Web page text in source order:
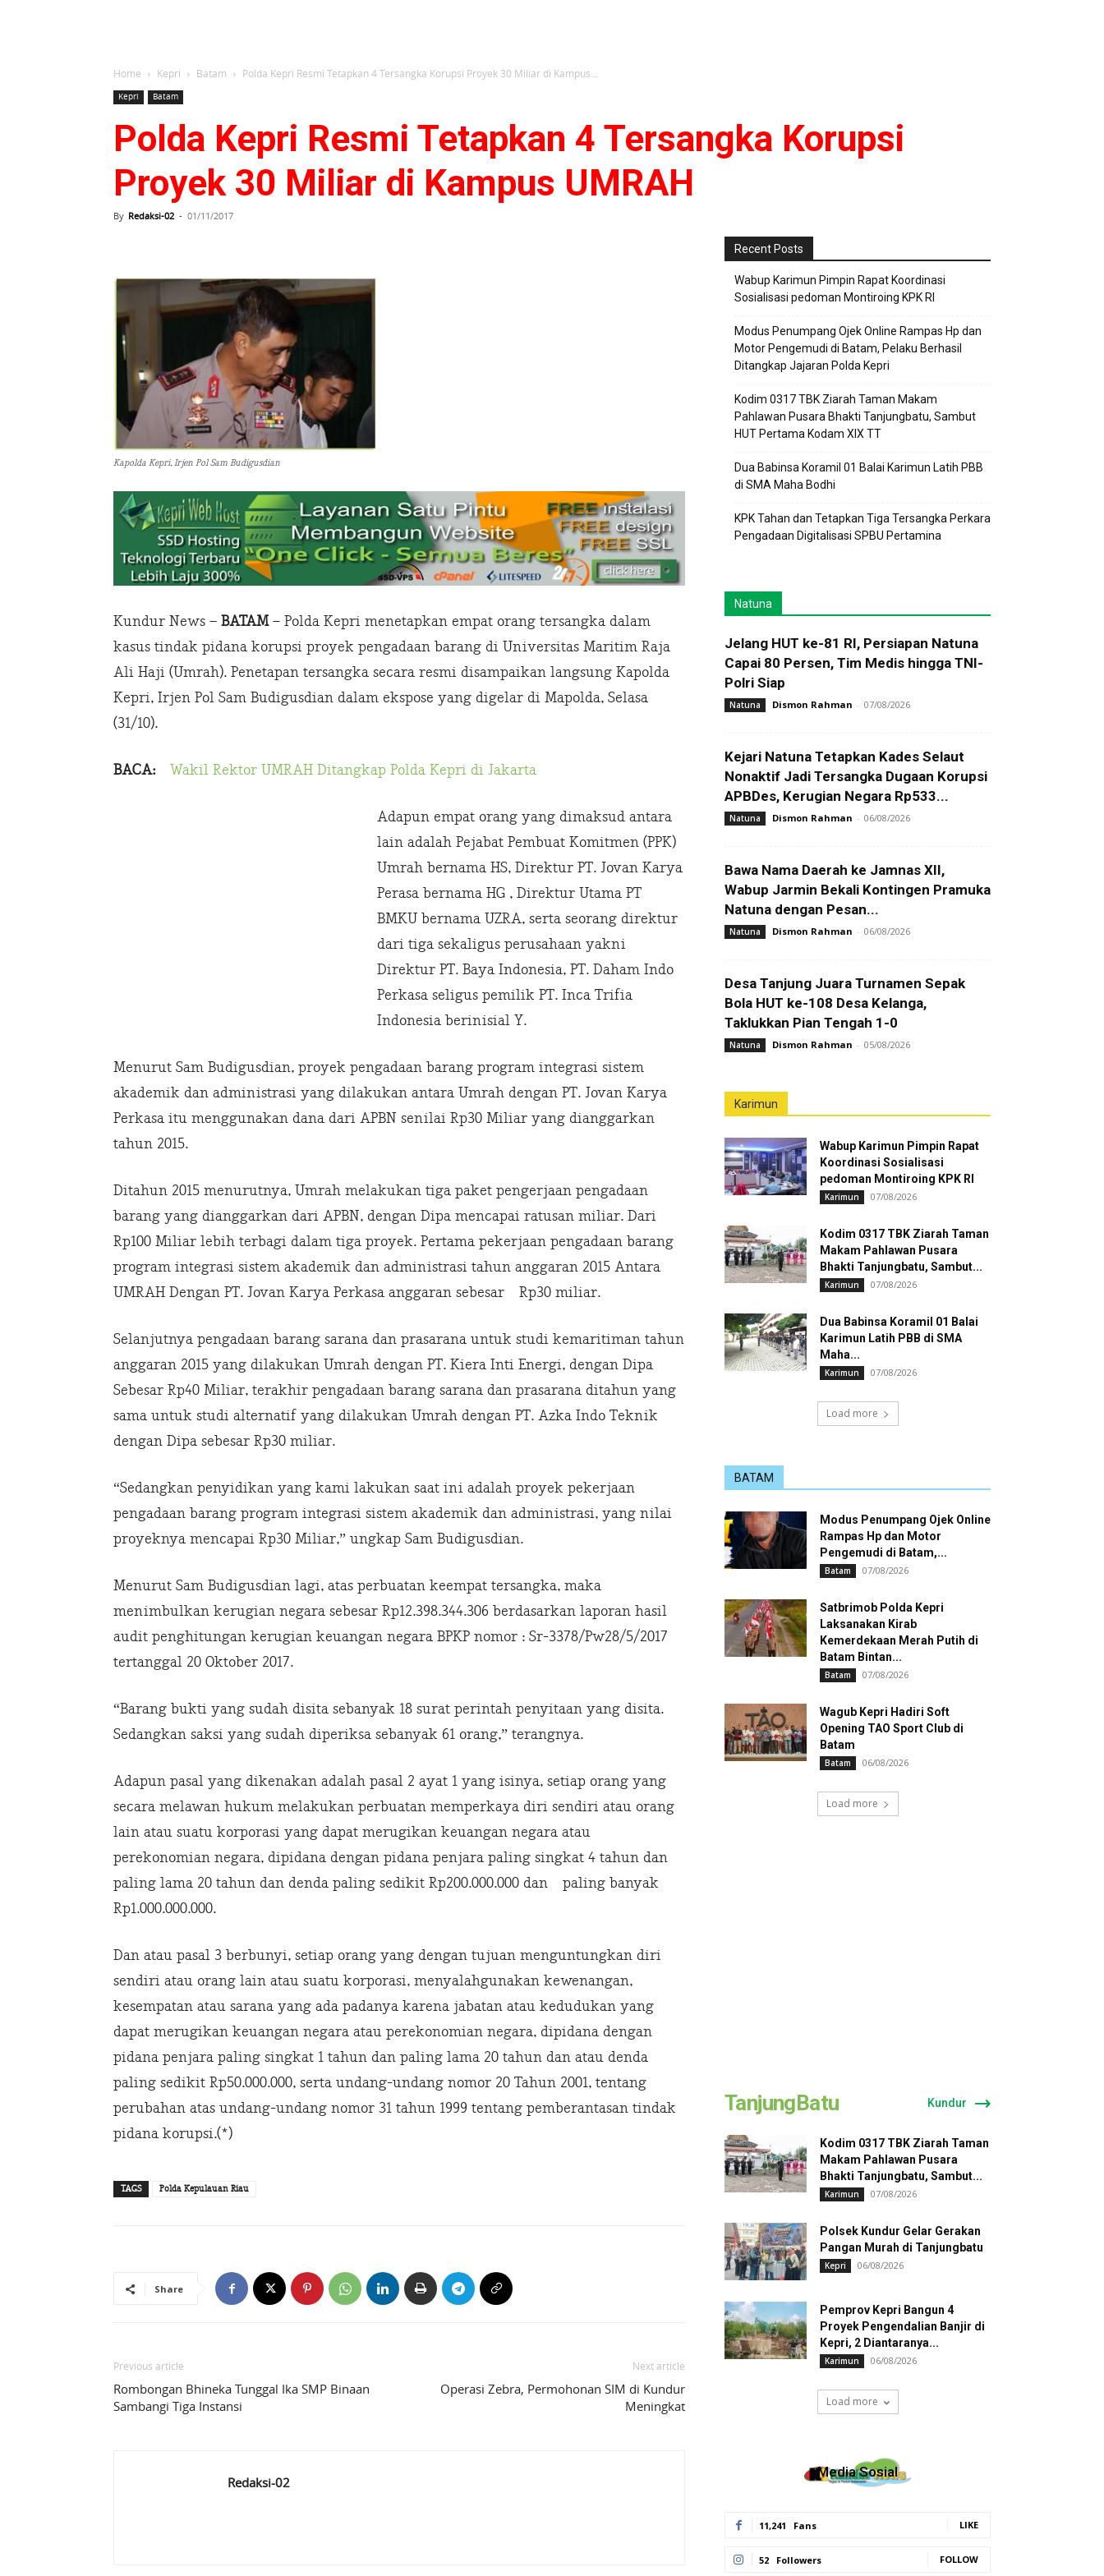
Home Kepri Batam Polda Kepri Resmi Tetapkan 4 Tersangka Korupsi Proyek 30 Miliar di Kampus...
Kepri Batam
Polda Kepri Resmi Tetapkan 4 Tersangka Korupsi
Proyek 30 Miliar di Kampus UMRAH
By Redaksi-02 - 01/11/2017
Kapolda Kepri, Irjen Pol Sam Budigusdian
Kundur News – BATAM– Polda Kepri menetapkan empat orang tersangka dalam
kasus tindak pidana korupsi proyek pengadaan barang di Universitas Maritim Raja
Ali Haji (Umrah). Penetapan tersangka secara resmi disampaikan langsung Kapolda
Kepri, Irjen Pol Sam Budigusdian dalam ekspose yang digelar di Mapolda, Selasa
(31/10).
BACA: Wakil Rektor UMRAH Ditangkap Polda Kepri di Jakarta
Adapun empat orang yang dimaksud antara
lain adalah Pejabat Pembuat Komitmen (PPK)
Umrah bernama HS, Direktur PT. Jovan Karya
Perasa bernama HG , Direktur Utama PT
BMKU bernama UZRA, serta seorang direktur
dari tiga sekaligus perusahaan yakni
Direktur PT. Baya Indonesia, PT. Daham Indo
Perkasa seligus pemilik PT. Inca Trifia
Indonesia berinisial Y.
Menurut Sam Budigusdian, proyek pengadaan barang program integrasi sistem
akademik dan administrasi yang dilakukan antara Umrah dengan PT. Jovan Karya
Perkasa itu menggunakan dana dari APBN senilai Rp30 Miliar yang dianggarkan
tahun 2015.
Ditahun 2015 menurutnya, Umrah melakukan tiga paket pengerjaan pengadaan
barang yang dianggarkan dari APBN, dengan Dipa mencapai ratusan miliar. Dari
Rp100 Miliar lebih terbagi dalam tiga proyek. Pertama pekerjaan pengadaan barang
program integrasi sistem akademik dan administrasi tahun anggaran 2015 Antara
UMRAH Dengan PT. Jovan Karya Perkasa anggaran sebesar Rp30 miliar.
Selanjutnya pengadaan barang sarana dan prasarana untuk studi kemaritiman tahun
anggaran 2015 yang dilakukan Umrah dengan PT. Kiera Inti Energi, dengan Dipa
Sebesar Rp40 Miliar, terakhir pengadaan barang sarana dan prasarana ditahun yang
sama untuk studi alternatif yang dilakukan Umrah dengan PT. Azka Indo Teknik
dengan Dipa sebesar Rp30 miliar.
“Sedangkan penyidikan yang kami lakukan saat ini adalah proyek pekerjaan
pengadaan barang program integrasi sistem akademik dan administrasi, yang nilai
proyeknya mencapai Rp30 Miliar,” ungkap Sam Budigusdian.
Menurut Sam Budigusdian lagi, atas perbuatan keempat tersangka, maka
menimbulkan kerugian negara sebesar Rp12.398.344.306 berdasarkan laporan hasil
audit penghitungan kerugian keuangan negara BPKP nomor : Sr-3378/Pw28/5/2017
tertanggal 20 Oktober 2017.
“Barang bukti yang sudah disita sebanyak 18 surat perintah penyitaan yang disita.
Sedangkan saksi yang sudah diperiksa sebanyak 61 orang,” terangnya.
Adapun pasal yang dikenakan adalah pasal 2 ayat 1 yang isinya, setiap orang yang
secara melawan hukum melakukan perbuatan memperkaya diri sendiri atau orang
lain atau suatu korporasi yang dapat merugikan keuangan negara atau
perekonomian negara, dipidana dengan pidana penjara paling singkat 4 tahun dan
paling lama 20 tahun dan denda paling sedikit Rp200.000.000 dan paling banyak
Rp1.000.000.000.
Dan atau pasal 3 berbunyi, setiap orang yang dengan tujuan menguntungkan diri
sendiri atau orang lain atau suatu korporasi, menyalahgunakan kewenangan,
kesempatan atau sarana yang ada padanya karena jabatan atau kedudukan yang
dapat merugikan keuangan negara atau perekonomian negara, dipidana dengan
pidana penjara paling singkat 1 tahun dan paling lama 20 tahun dan atau denda
paling sedikit Rp50.000.000, serta undang-undang nomor 20 Tahun 2001, tentang
perubahan atas undang-undang nomor 31 tahun 1999 tentang pemberantasan tindak
pidana korupsi.(*)
TAGS Polda Kepulauan Riau
Share
Previous article
Rombongan Bhineka Tunggal Ika SMP Binaan
Sambangi Tiga Instansi
Next article
Operasi Zebra, Permohonan SIM di Kundur
Meningkat
Redaksi-02
Recent Posts
Wabup Karimun Pimpin Rapat Koordinasi
Sosialisasi pedoman Montiroing KPK RI
Modus Penumpang Ojek Online Rampas Hp dan
Motor Pengemudi di Batam, Pelaku Berhasil
Ditangkap Jajaran Polda Kepri
Kodim 0317 TBK Ziarah Taman Makam
Pahlawan Pusara Bhakti Tanjungbatu, Sambut
HUT Pertama Kodam XIX TT
Dua Babinsa Koramil 01 Balai Karimun Latih PBB
di SMA Maha Bodhi
KPK Tahan dan Tetapkan Tiga Tersangka Perkara
Pengadaan Digitalisasi SPBU Pertamina
Natuna
Jelang HUT ke-81 RI, Persiapan Natuna
Capai 80 Persen, Tim Medis hingga TNI-
Polri Siap
Natuna Dismon Rahman - 07/08/2026
Kejari Natuna Tetapkan Kades Selaut
Nonaktif Jadi Tersangka Dugaan Korupsi
APBDes, Kerugian Negara Rp533...
Natuna Dismon Rahman - 06/08/2026
Bawa Nama Daerah ke Jamnas XII,
Wabup Jarmin Bekali Kontingen Pramuka
Natuna dengan Pesan...
Natuna Dismon Rahman - 06/08/2026
Desa Tanjung Juara Turnamen Sepak
Bola HUT ke-108 Desa Kelanga,
Taklukkan Pian Tengah 1-0
Natuna Dismon Rahman - 05/08/2026
Karimun
Wabup Karimun Pimpin Rapat
Koordinasi Sosialisasi
pedoman Montiroing KPK RI
Karimun 07/08/2026
Kodim 0317 TBK Ziarah Taman
Makam Pahlawan Pusara
Bhakti Tanjungbatu, Sambut...
Karimun 07/08/2026
Dua Babinsa Koramil 01 Balai
Karimun Latih PBB di SMA
Maha...
Karimun 07/08/2026
Load more
BATAM
Modus Penumpang Ojek Online
Rampas Hp dan Motor
Pengemudi di Batam,...
Batam 07/08/2026
Satbrimob Polda Kepri
Laksanakan Kirab
Kemerdekaan Merah Putih di
Batam Bintan...
Batam 07/08/2026
Wagub Kepri Hadiri Soft
Opening TAO Sport Club di
Batam
Batam 06/08/2026
Load more
TanjungBatu Kundur
Kodim 0317 TBK Ziarah Taman
Makam Pahlawan Pusara
Bhakti Tanjungbatu, Sambut...
Karimun 07/08/2026
Polsek Kundur Gelar Gerakan
Pangan Murah di Tanjungbatu
Kepri 06/08/2026
Pemprov Kepri Bangun 4
Proyek Pengendalian Banjir di
Kepri, 2 Diantaranya...
Karimun 06/08/2026
Load more
Media Sosial
11,241 Fans LIKE
52 Followers FOLLOW